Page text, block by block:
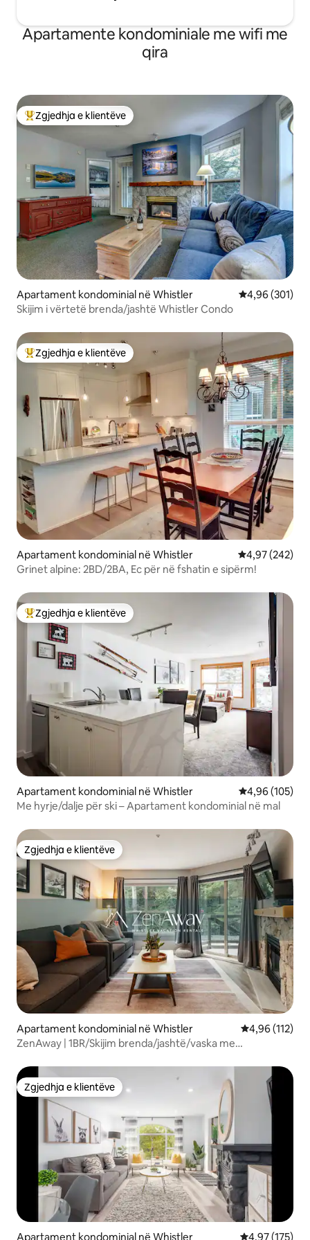
Apartamente kondominiale me wifi me
qira
Më të mirat e zgjedhjeve të klientëve
Zgjedhja e klientëve
Apartament kondominial në Whistler Vlerësimi
4,96 (301)
Skijim i vërtetë brenda/jashtë Whistler Condo
Më të mirat e zgjedhjeve të klientëve
Zgjedhja e klientëve
Apartament kondominial në Whistler Vlerësimi
4,97 (242)
Grinet alpine: 2BD/2BA, Ec për në fshatin e sipërm!
Më të mirat e zgjedhjeve të klientëve
Zgjedhja e klientëve
Apartament kondominial në Whistler Vlerësimi
4,96 (105)
Me hyrje/dalje për ski – Apartament kondominial në mal
Zgjedhja e klientëve
Zgjedhja e klientëve
Apartament kondominial në Whistler Vlerësimi
4,96 (112)
ZenAway | 1BR/Skijim brenda/jashtë/vaska me
Zgjedhja e klientëve
Zgjedhja e klientëve
Apartament kondominial në Whistler Vlerësimi
4,97 (175)